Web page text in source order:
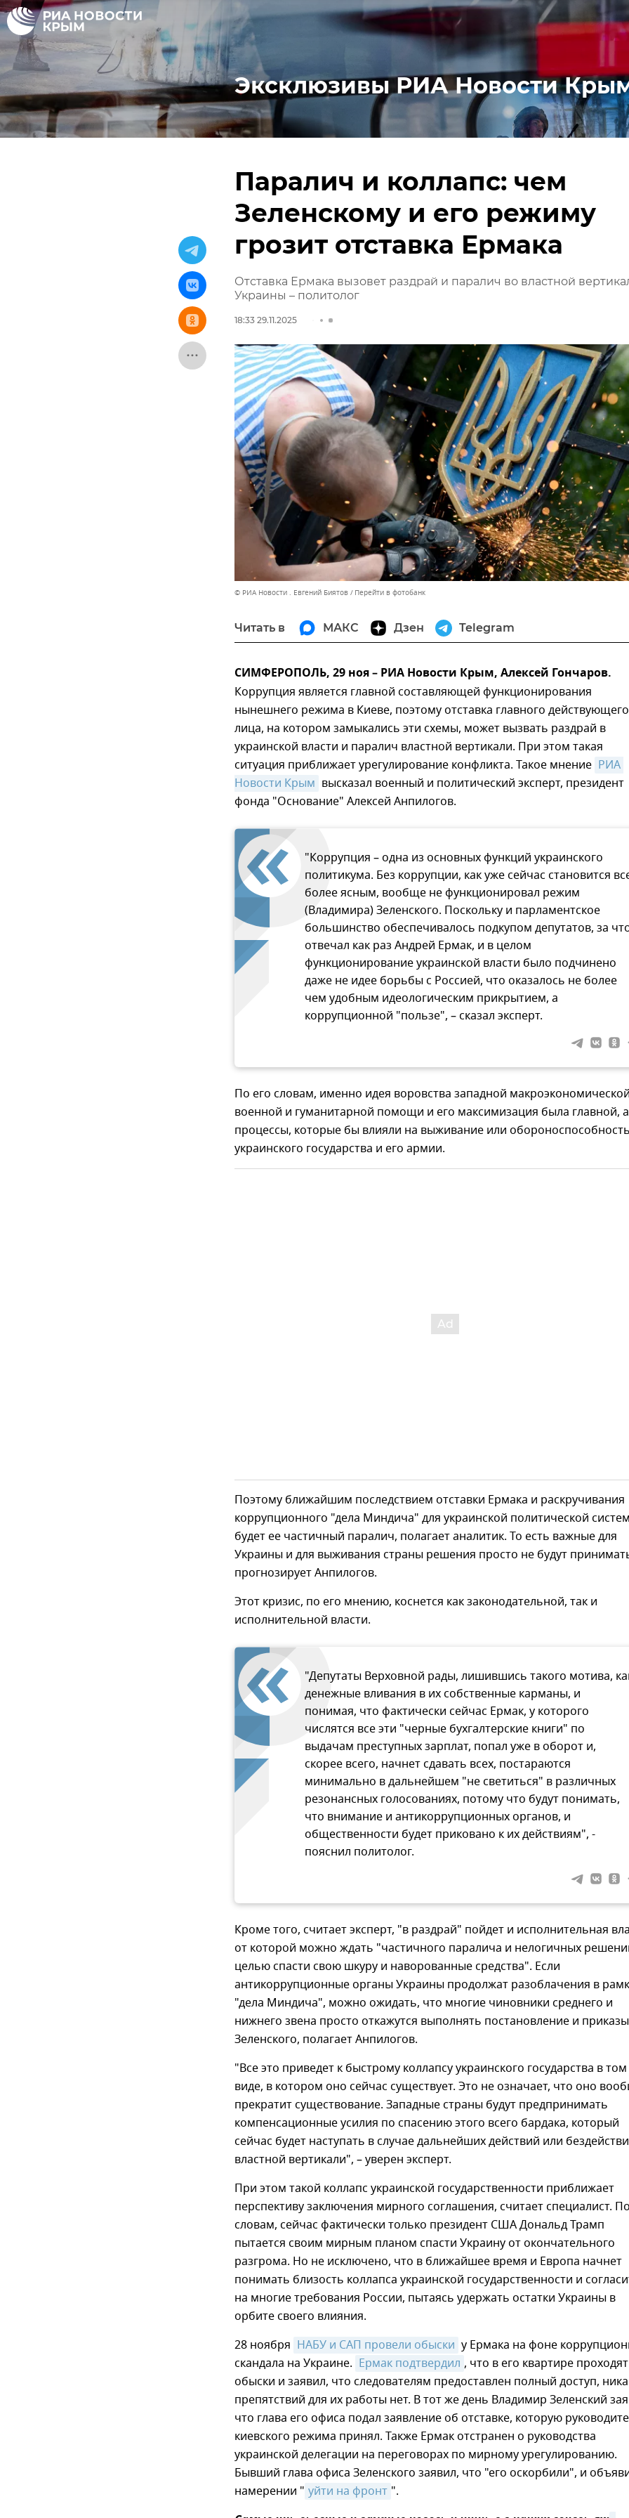
Эксклюзивы РИА Новости
Паралич и коллапс: чем
Зеленскому и его режиму
грозит отставка Ермака
Отставка Ермака вызовет раздрай и паралич во властной
Украины – политолог
18:33 29.11.2025
© РИА Новости . Евгений Биятов Перейти в фотобанк
Читать в МАКС Дзен Telegram
СИМФЕРОПОЛЬ, 29 ноя – РИА Новости Крым, Алексей Гончаров.
Коррупция является главной составляющей функционирования
нынешнего режима в Киеве, поэтому отставка главного действующего
лица, на котором замыкались эти схемы, может вызвать раздрай в
украинской власти и паралич властной вертикали. При этом такая
ситуация приближает урегулирование конфликта. Такое мнение РИА
Новости Крым высказал военный и политический эксперт, президент
фонда "Основание" Алексей Анпилогов.
"Коррупция – одна из основных функций украинского
политикума. Без коррупции, как уже сейчас становится
более ясным, вообще не функционировал режим
(Владимира) Зеленского. Поскольку и парламентское
большинство обеспечивалось подкупом депутатов, за
отвечал как раз Андрей Ермак, и в целом
функционирование украинской власти было подчинено
даже не идее борьбы с Россией, что оказалось не более
чем удобным идеологическим прикрытием, а
коррупционной "пользе", – сказал эксперт.
По его словам, именно идея воровства западной
военной и гуманитарной помощи и его максимизация была главной,
процессы, которые бы влияли на выживание или
украинского государства и его армии.
Поэтому ближайшим последствием отставки Ермака и раскручивания
коррупционного "дела Миндича" для украинской политической
будет ее частичный паралич, полагает аналитик. То есть важные для
Украины и для выживания страны решения просто не будут
прогнозирует Анпилогов.
Этот кризис, по его мнению, коснется как законодательной, так и
исполнительной власти.
"Депутаты Верховной рады, лишившись такого мотива,
денежные вливания в их собственные карманы, и
понимая, что фактически сейчас Ермак, у которого
числятся все эти "черные бухгалтерские книги" по
выдачам преступных зарплат, попал уже в оборот и,
скорее всего, начнет сдавать всех, постараются
минимально в дальнейшем "не светиться" в различных
резонансных голосованиях, потому что будут понимать,
что внимание и антикоррупционных органов, и
общественности будет приковано к их действиям", -
пояснил политолог.
Кроме того, считает эксперт, "в раздрай" пойдет и исполнительная
от которой можно ждать "частичного паралича и нелогичных
целью спасти свою шкуру и наворованные средства". Если
антикоррупционные органы Украины продолжат разоблачения в
"дела Миндича", можно ожидать, что многие чиновники среднего и
нижнего звена просто откажутся выполнять постановление и приказы
Зеленского, полагает Анпилогов.
"Все это приведет к быстрому коллапсу украинского государства в том
виде, в котором оно сейчас существует. Это не означает, что оно
прекратит существование. Западные страны будут предпринимать
компенсационные усилия по спасению этого всего бардака, который
сейчас будет наступать в случае дальнейших действий или
властной вертикали", – уверен эксперт.
При этом такой коллапс украинской государственности приближает
перспективу заключения мирного соглашения, считает специалист.
словам, сейчас фактически только президент США Дональд Трамп
пытается своим мирным планом спасти Украину от окончательного
разгрома. Но не исключено, что в ближайшее время и Европа начнет
понимать близость коллапса украинской государственности и
на многие требования России, пытаясь удержать остатки Украины в
орбите своего влияния.
28 ноября НАБУ и САП провели обыски у Ермака на фоне
скандала на Украине. Ермак подтвердил , что в его квартире проходят
обыски и заявил, что следователям предоставлен полный доступ,
препятствий для их работы нет. В тот же день Владимир Зеленский
что глава его офиса подал заявление об отставке, которую
киевского режима принял. Также Ермак отстранен о руководства
украинской делегации на переговорах по мирному урегулированию.
Бывший глава офиса Зеленского заявил, что "его оскорбили", и
намерении " уйти на фронт ".